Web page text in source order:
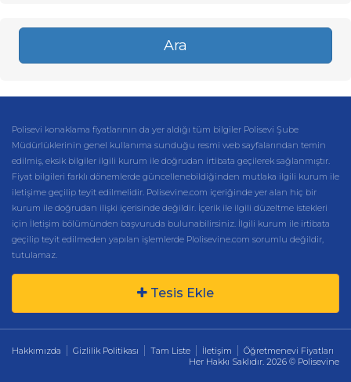
Ara
Polisevi konaklama fiyatlarının da yer aldığı tüm bilgiler Polisevi Şube
Müdürlüklerinin genel kullanıma sunduğu resmi web sayfalarından temin
edilmiş, eksik bilgiler ilgili kurum ile doğrudan irtibata geçilerek sağlanmıştır.
Fiyat bilgileri farklı dönemlerde güncellenebildiğinden mutlaka ilgili kurum ile
iletişime geçilip teyit edilmelidir. Polisevine.com içeriğinde yer alan hiç bir
kurum ile doğrudan ilişki içerisinde değildir. İçerik ile ilgili düzeltme istekleri
için İletişim bölümünden başvuruda bulunabilirsiniz. İlgili kurum ile irtibata
geçilip teyit edilmeden yapılan işlemlerde Plolisevine.com sorumlu değildir,
tutulamaz.
Tesis Ekle
Hakkımızda Gizlilik Politikası Tam Liste İletişim
Öğretmenevi Fiyatları
Her Hakkı Saklıdır. 2026 © Polisevine